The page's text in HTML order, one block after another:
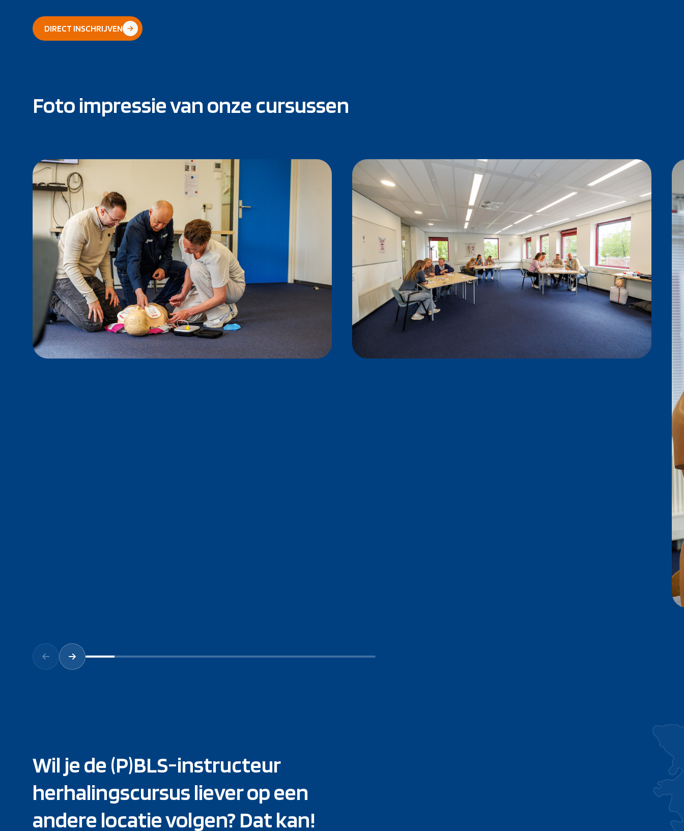
DIRECT INSCHRIJVEN
Foto impressie van onze cursussen
Wil je de (P)BLS-instructeur
herhalingscursus liever op een
andere locatie volgen? Dat kan!